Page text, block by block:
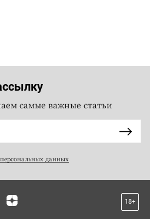
самые важные статьи
данных
18+